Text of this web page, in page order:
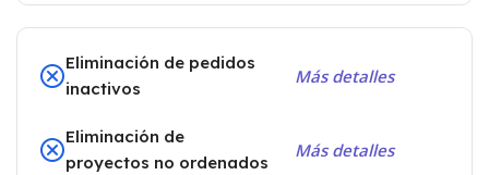
Eliminación de pedidos
inactivos
Más detalles
Eliminación de
proyectos no ordenados
Más detalles